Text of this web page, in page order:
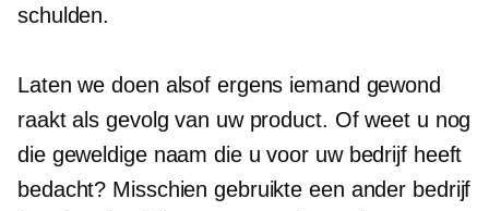
schulden.
Laten we doen alsof ergens iemand gewond
raakt als gevolg van uw product. Of weet u nog
die geweldige naam die u voor uw bedrijf heeft
bedacht? Misschien gebruikte een ander bedrijf